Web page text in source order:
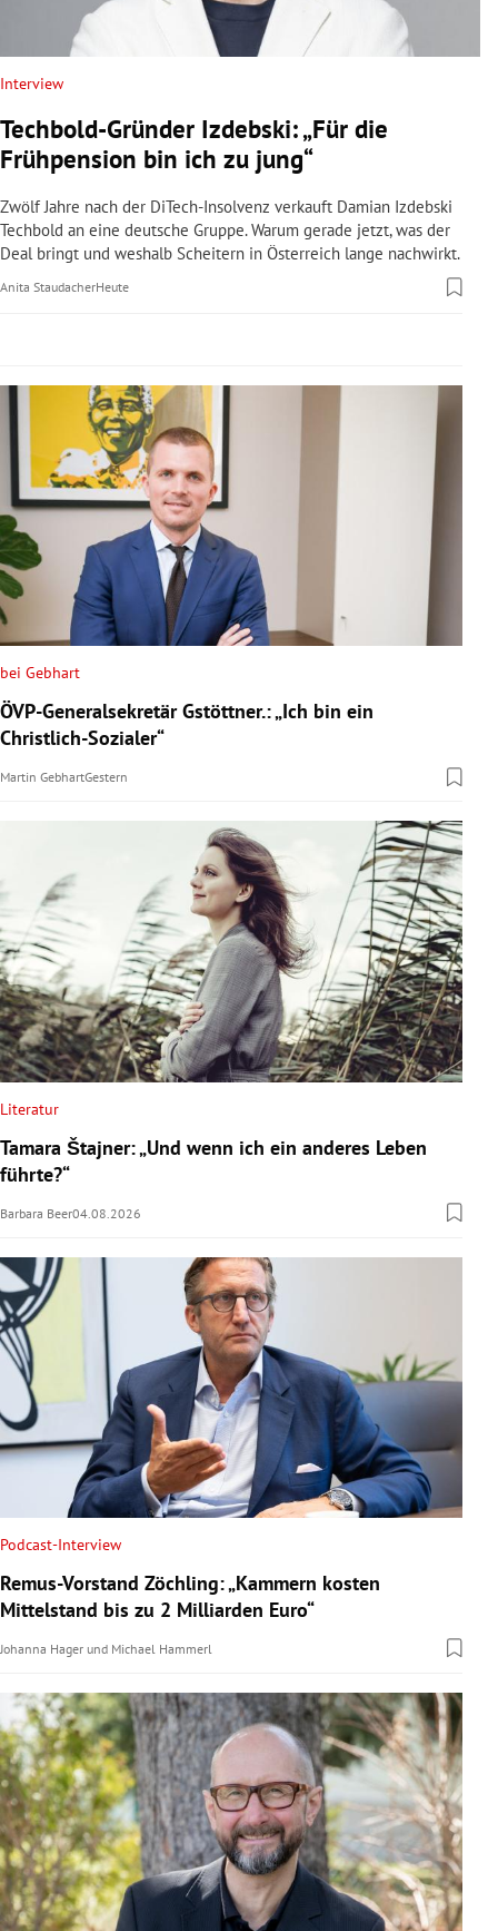
Untermenü
Untermenü
Untermenü
Untermenü
Untermenü
Untermenü
Untermenü
Interview
Techbold-Gründer Izdebski: „Für die
Frühpension bin ich zu jung“
Zwölf Jahre nach der DiTech-Insolvenz verkauft Damian Izdebski
Techbold an eine deutsche Gruppe. Warum gerade jetzt, was der
Deal bringt und weshalb Scheitern in Österreich lange nachwirkt.
Anita StaudacherHeute
bei Gebhart
ÖVP-Generalsekretär Gstöttner.: „Ich bin ein
Christlich-Sozialer“
Martin GebhartGestern
Literatur
Tamara Štajner: „Und wenn ich ein anderes Leben
führte?“
Barbara Beer04.08.2026
Podcast-Interview
Remus-Vorstand Zöchling: „Kammern kosten
Mittelstand bis zu 2 Milliarden Euro“
Johanna Hager und Michael Hammerl